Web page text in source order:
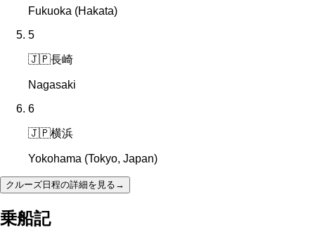
Fukuoka (Hakata)
5
🇯🇵長崎
Nagasaki
6
🇯🇵横浜
Yokohama (Tokyo, Japan)
クルーズ日程の詳細を見る →
乗船記